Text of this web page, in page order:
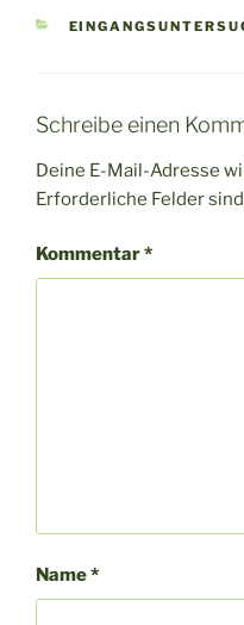
KATEGORIEN
Schreibe einen
Deine E-Mail-Adresse
Erforderliche Felder
Kommentar*
Name*